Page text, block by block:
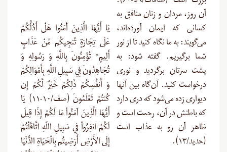
آن روز، مردان و زنان منافق به
کسانی که ایمان آورده‌اند،
می‌گویند: به ما نگاه کنید تا از نور
شما برگیریم. گفته شود: به
پشت سرتان برگردید و نوری
درخواست کنید. آن‌گاه بین آنها
دیواری زده می‌شود که دری دارد
که باطنش در آن، رحمت است و
ظاهر آن رو به عذاب است
(حدید/۱۳).
يَا أَيُّهَا الَّذِينَ آَمَنُوا هَلْ أَدُلُّكُمْ
عَلَى تِجَارَةٍ تُنجِيكُم مِّنْ عَذَابٍ
أَلِيمٍ* تُؤْمِنُونَ بِاللَّهِ وَ رَسُولِهِ وَ
تُجَاهِدُونَ فِي سَبِيلِ اللَّهِ بِأَمْوَالِكُمْ
وَ أَنفُسِكُمْ ذَلِكُمْ خَيْرٌ لَّكُمْ إِن
كُنتُمْ تَعْلَمُونَ (صف/۱۰-۱۱) يَا
أَيُّهَا الَّذِينَ آمَنُواْ مَا لَكُمْ إِذَا قِيلَ
لَكُمُ انفِرُواْ فِي سَبِيلِ اللّهِ اثَّاقَلْتُمْ
إِلَى الأَرْضِ أَرَضِيتُم بِالْحَيَاةِ الدُّنْيَا